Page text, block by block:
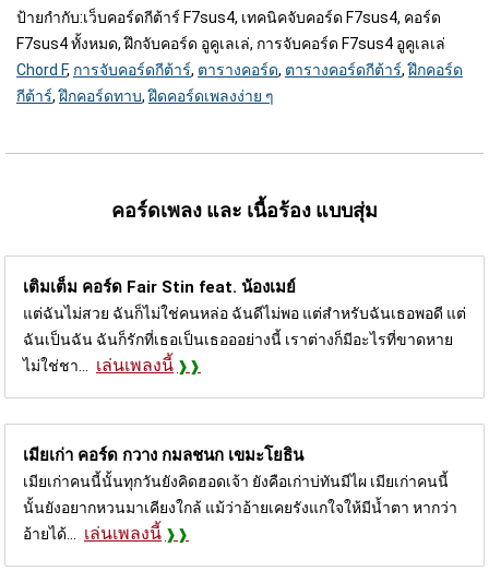
ป้ายกำกับ:เว็บคอร์ดกีต้าร์ F7sus4, เทคนิคจับคอร์ด F7sus4, คอร์ด
F7sus4 ทั้งหมด, ฝึกจับคอร์ด อูคูเลเล่, การจับคอร์ด F7sus4 อูคูเลเล่
Chord F, การจับคอร์ดกีต้าร์, ตารางคอร์ด, ตารางคอร์ดกีต้าร์,ฝึกคอร์ด
กีต้าร์,ฝึกคอร์ดทาบ,ฝึดคอร์ดเพลงง่าย ๆ
คอร์ดเพลง และ เนื้อร้อง แบบสุ่ม
เติมเต็ม คอร์ด Fair Stin feat. น้องเมย์
แต่ฉันไม่สวย ฉันก็ไม่ใช่คนหล่อ ฉันดีไม่พอ แต่สำหรับฉันเธอพอดี แต่
ฉันเป็นฉัน ฉันก็รักที่เธอเป็นเธอออย่างนี้ เราต่างก็มีอะไรที่ขาดหาย
ไม่ใช่ชา...
เล่นเพลงนี้
เมียเก่า คอร์ด กวาง กมลชนก เขมะโยธิน
เมียเก่าคนนี้นั้นทุกวันยังคิดฮอดเจ้า ยังคือเก่าบ่ทันมีไผ เมียเก่าคนนี้
นั้นยังอยากหวนมาเคียงใกล้ แม้ว่าอ้ายเคยรังแกใจให้มีน้ำตา หากว่า
อ้ายได้...
เล่นเพลงนี้